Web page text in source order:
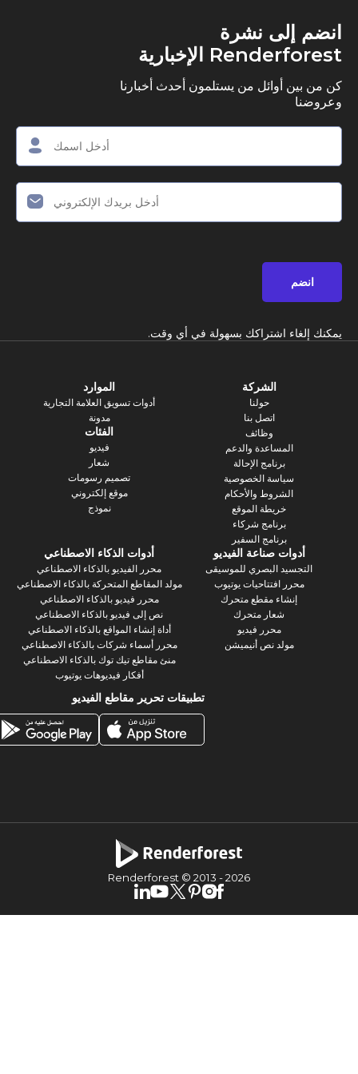
انضم إلى نشرة
Renderforest الإخبارية
كن من بين أوائل من يستلمون أحدث أخبارنا
وعروضنا
انضم
يمكنك إلغاء اشتراكك بسهولة في أي وقت.
الشركة
حولنا
اتصل بنا
وظائف
المساعدة والدعم
برنامج الإحالة
سياسة الخصوصية
الشروط والأحكام
خريطة الموقع
برنامج شركاء
برنامج السفير
الموارد
أدوات تسويق العلامة التجارية
مدونة
الفئات
فيديو
شعار
تصميم رسومات
موقع إلكتروني
نموذج
أدوات صناعة الفيديو
التجسيد البصري للموسيقى
محرر افتتاحيات يوتيوب
إنشاء مقطع متحرك
شعار متحرك
محرر فيديو
مولد نص أنيميشن
أدوات الذكاء الاصطناعي
محرر الفيديو بالذكاء الاصطناعي
مولد المقاطع المتحركة بالذكاء الاصطناعي
محرر فيديو بالذكاء الاصطناعي
نص إلى فيديو بالذكاء الاصطناعي
أداة إنشاء المواقع بالذكاء الاصطناعي
محرر أسماء شركات بالذكاء الاصطناعي
منئ مقاطع تيك توك بالذكاء الاصطناعي
أفكار فيديوهات يوتيوب
تطبيقات تحرير مقاطع الفيديو
Renderforest © 2013 -2026